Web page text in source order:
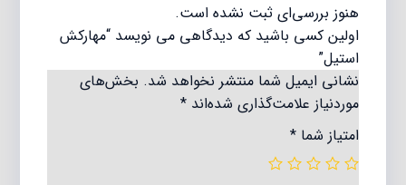
هنوز بررسی‌ای ثبت نشده است.
اولین کسی باشید که دیدگاهی می نویسد “مهارکش
استیل”
نشانی ایمیل شما منتشر نخواهد شد. بخش‌های
موردنیاز علامت‌گذاری شده‌اند*
امتیاز شما*